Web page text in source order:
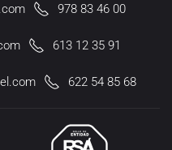
978 83 46 00
613 12 35 91
622 54 85 68